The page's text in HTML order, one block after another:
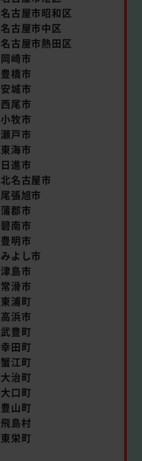
名古屋市昭和区
名古屋市中区
名古屋市熱田区
岡崎市
豊橋市
安城市
西尾市
小牧市
瀬戸市
東海市
日進市
北名古屋市
尾張旭市
蒲郡市
碧南市
豊明市
みよし市
津島市
常滑市
東浦町
高浜市
武豊町
幸田町
蟹江町
大治町
大口町
豊山町
飛島村
東栄町